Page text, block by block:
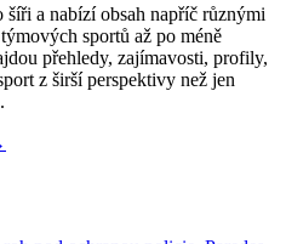
šíři a nabízí obsah napříč různými
sportů až po méně
přehledy, zajímavosti, profily,
z širší perspektivy než jen